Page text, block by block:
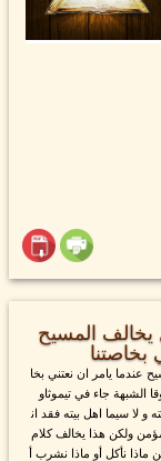
المسيح
بخاصتنا
عندما يامر ان نعتني بخا
الشبهة جاء في تيموثاو
و لا سيما اهل بيته فقد ان
ولكن هذا يخالف كلام
ماذا نأكل أو ماذا نشرب أ